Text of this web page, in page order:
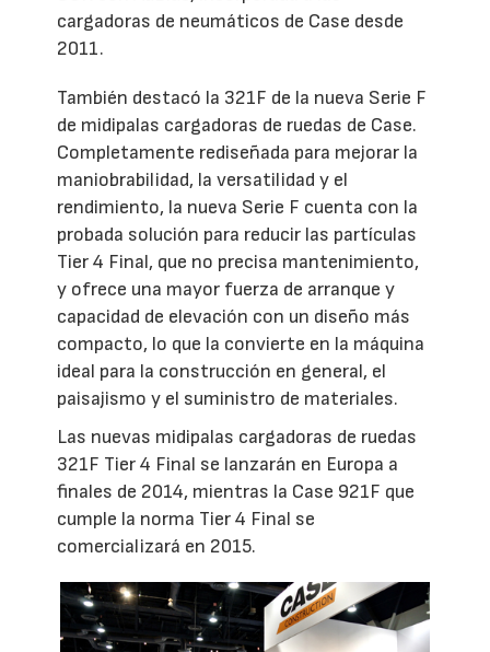
cargadoras de neumáticos de Case desde
2011.
También destacó la 321F de la nueva Serie F
de midipalas cargadoras de ruedas de Case.
Completamente rediseñada para mejorar la
maniobrabilidad, la versatilidad y el
rendimiento, la nueva Serie F cuenta con la
probada solución para reducir las partículas
Tier 4 Final, que no precisa mantenimiento,
y ofrece una mayor fuerza de arranque y
capacidad de elevación con un diseño más
compacto, lo que la convierte en la máquina
ideal para la construcción en general, el
paisajismo y el suministro de materiales.
Las nuevas midipalas cargadoras de ruedas
321F Tier 4 Final se lanzarán en Europa a
finales de 2014, mientras la Case 921F que
cumple la norma Tier 4 Final se
comercializará en 2015.